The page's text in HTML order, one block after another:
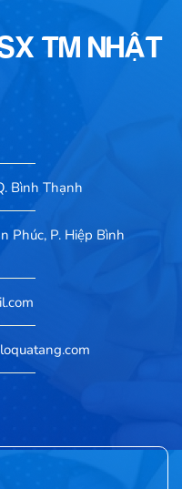
TM NHẬT
Bình Thạnh
Phúc, P. Hiệp Bình